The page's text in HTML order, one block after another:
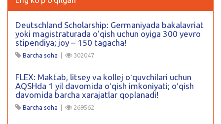
Deutschland Scholarship: Germaniyada bakalavriat
yoki magistraturada oʻqish uchun oyiga 300 yevro
stipendiya; joy – 150 tagacha!
Barcha soha 302047
FLEX: Maktab, litsey va kollej oʻquvchilari uchun
AQSHda 1 yil davomida oʻqish imkoniyati; oʻqish
davomida barcha xarajatlar qoplanadi!
Barcha soha 269562